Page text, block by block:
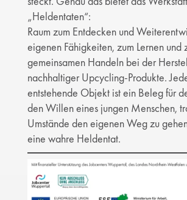
„Heldentaten“:
Raum zum Entdecken und
eigenen Fähigkeiten, zum Lernen und
gemeinsamen Handeln bei der
nachhaltiger Upcycling-Produkte.
entstehende Objekt ist ein Beleg für
den Willen eines jungen Menschen,
Umstände den eigenen Weg zu
eine wahre Heldentat.